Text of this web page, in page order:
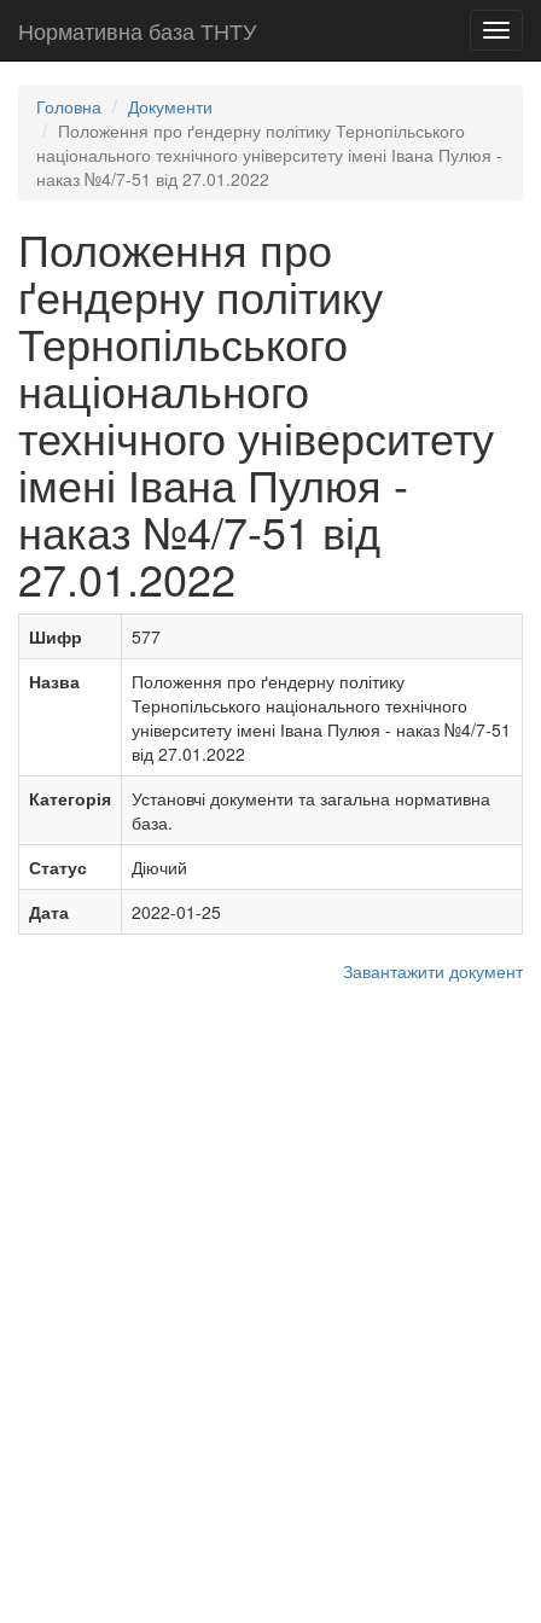
Нормативна база ТНТУ
Головна
Документи
Положення про ґендерну політику Тернопільського
національного технічного університету імені Івана Пулюя -
наказ №4/7-51 від 27.01.2022
Положення про
ґендерну політику
Тернопільського
національного
технічного університету
імені Івана Пулюя -
наказ №4/7-51 від
27.01.2022
Шифр
577
Назва
Положення про ґендерну політику
Тернопільського національного технічного
університету імені Івана Пулюя - наказ №4/7-51
від 27.01.2022
Категорія
Установчі документи та загальна нормативна
база.
Статус
Діючий
Дата
2022-01-25
Завантажити документ